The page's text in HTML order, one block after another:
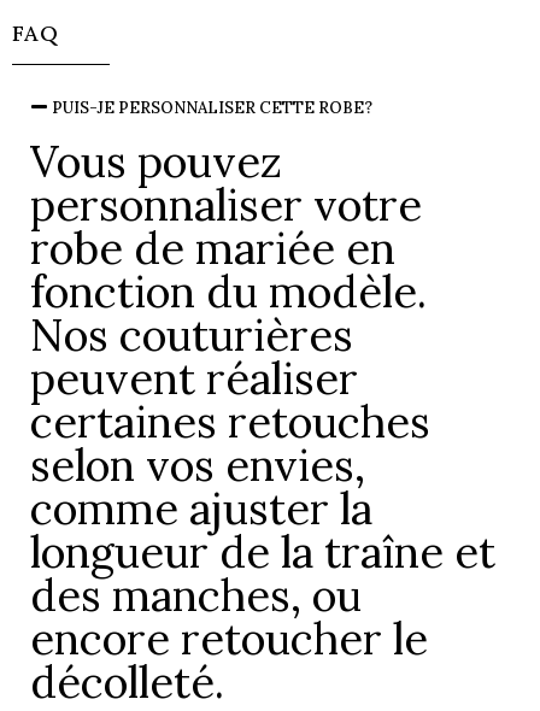
FAQ
PUIS-JE PERSONNALISER CETTE ROBE?
Vous pouvez
personnaliser votre
robe de mariée en
fonction du modèle.
Nos couturières
peuvent réaliser
certaines retouches
selon vos envies,
comme ajuster la
longueur de la traîne et
des manches, ou
encore retoucher le
décolleté.